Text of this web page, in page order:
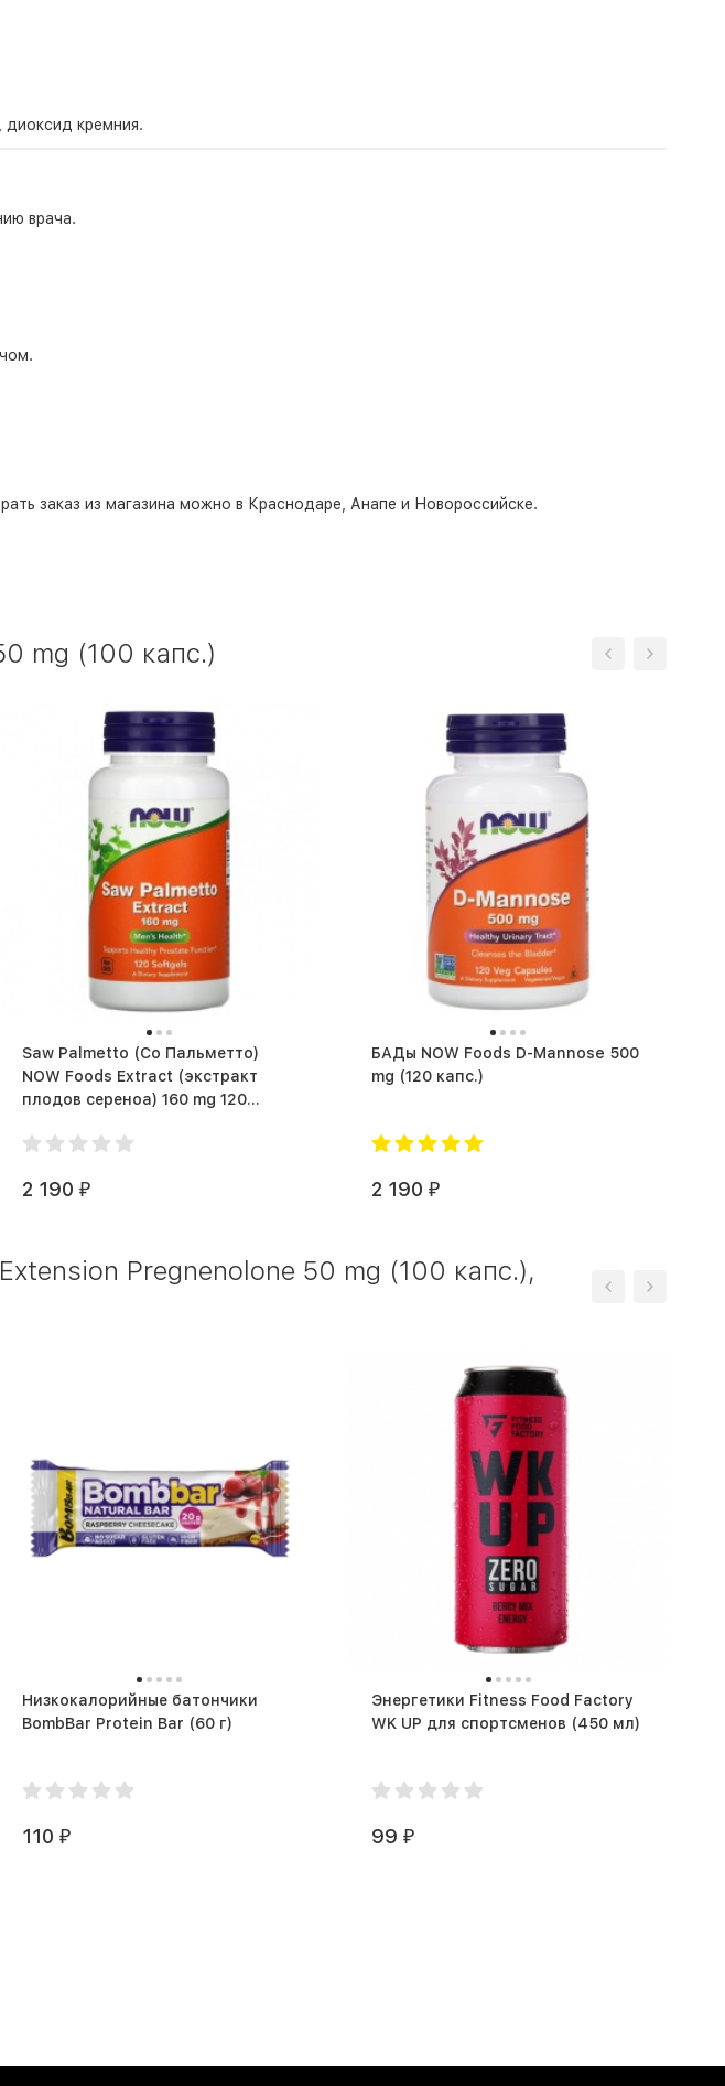
диоксид кремния.
врача.
заказ из магазина можно в Краснодаре, Анапе и Новороссийске.
mg (100 капс.)
Saw Palmetto (Со Пальметто)
NOW Foods Extract (экстракт
плодов сереноа) 160 mg 120
2 190 ₽
БАДы NOW Foods D-Mannose 500
mg (120 капс.)
2 190 ₽
Pregnenolone 50 mg (100 капс.),
Низкокалорийные батончики
BombBar Protein Bar (60 г)
110 ₽
Энергетики Fitness Food Factory
WK UP для спортсменов (450 мл)
99 ₽